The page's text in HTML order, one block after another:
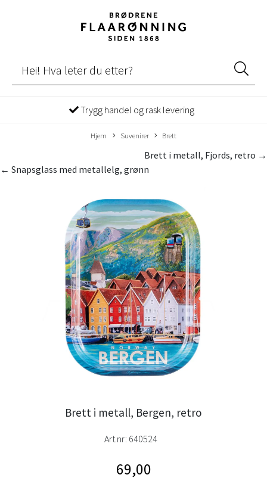
Trygg handel og rask levering
Hjem Suvenirer Brett
Brett i metall, Fjords, retro →
← Snapsglass med metallelg, grønn
Brett i metall, Bergen, retro
Art.nr: 640524
69,00